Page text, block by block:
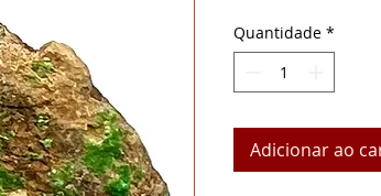
Quantidade *
Adicionar ao